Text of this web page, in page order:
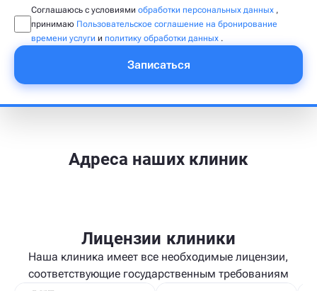
Соглашаюсь с условиями обработки персональных данных ,
принимаю Пользовательское соглашение на бронирование
времени услуги и политику обработки данных .
Записаться
Адреса наших клиник
Лицензии клиники
Наша клиника имеет все необходимые лицензии,
соответствующие государственным требованиям